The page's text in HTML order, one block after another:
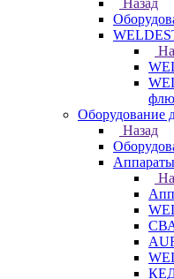
Назад
Оборудование
Назад